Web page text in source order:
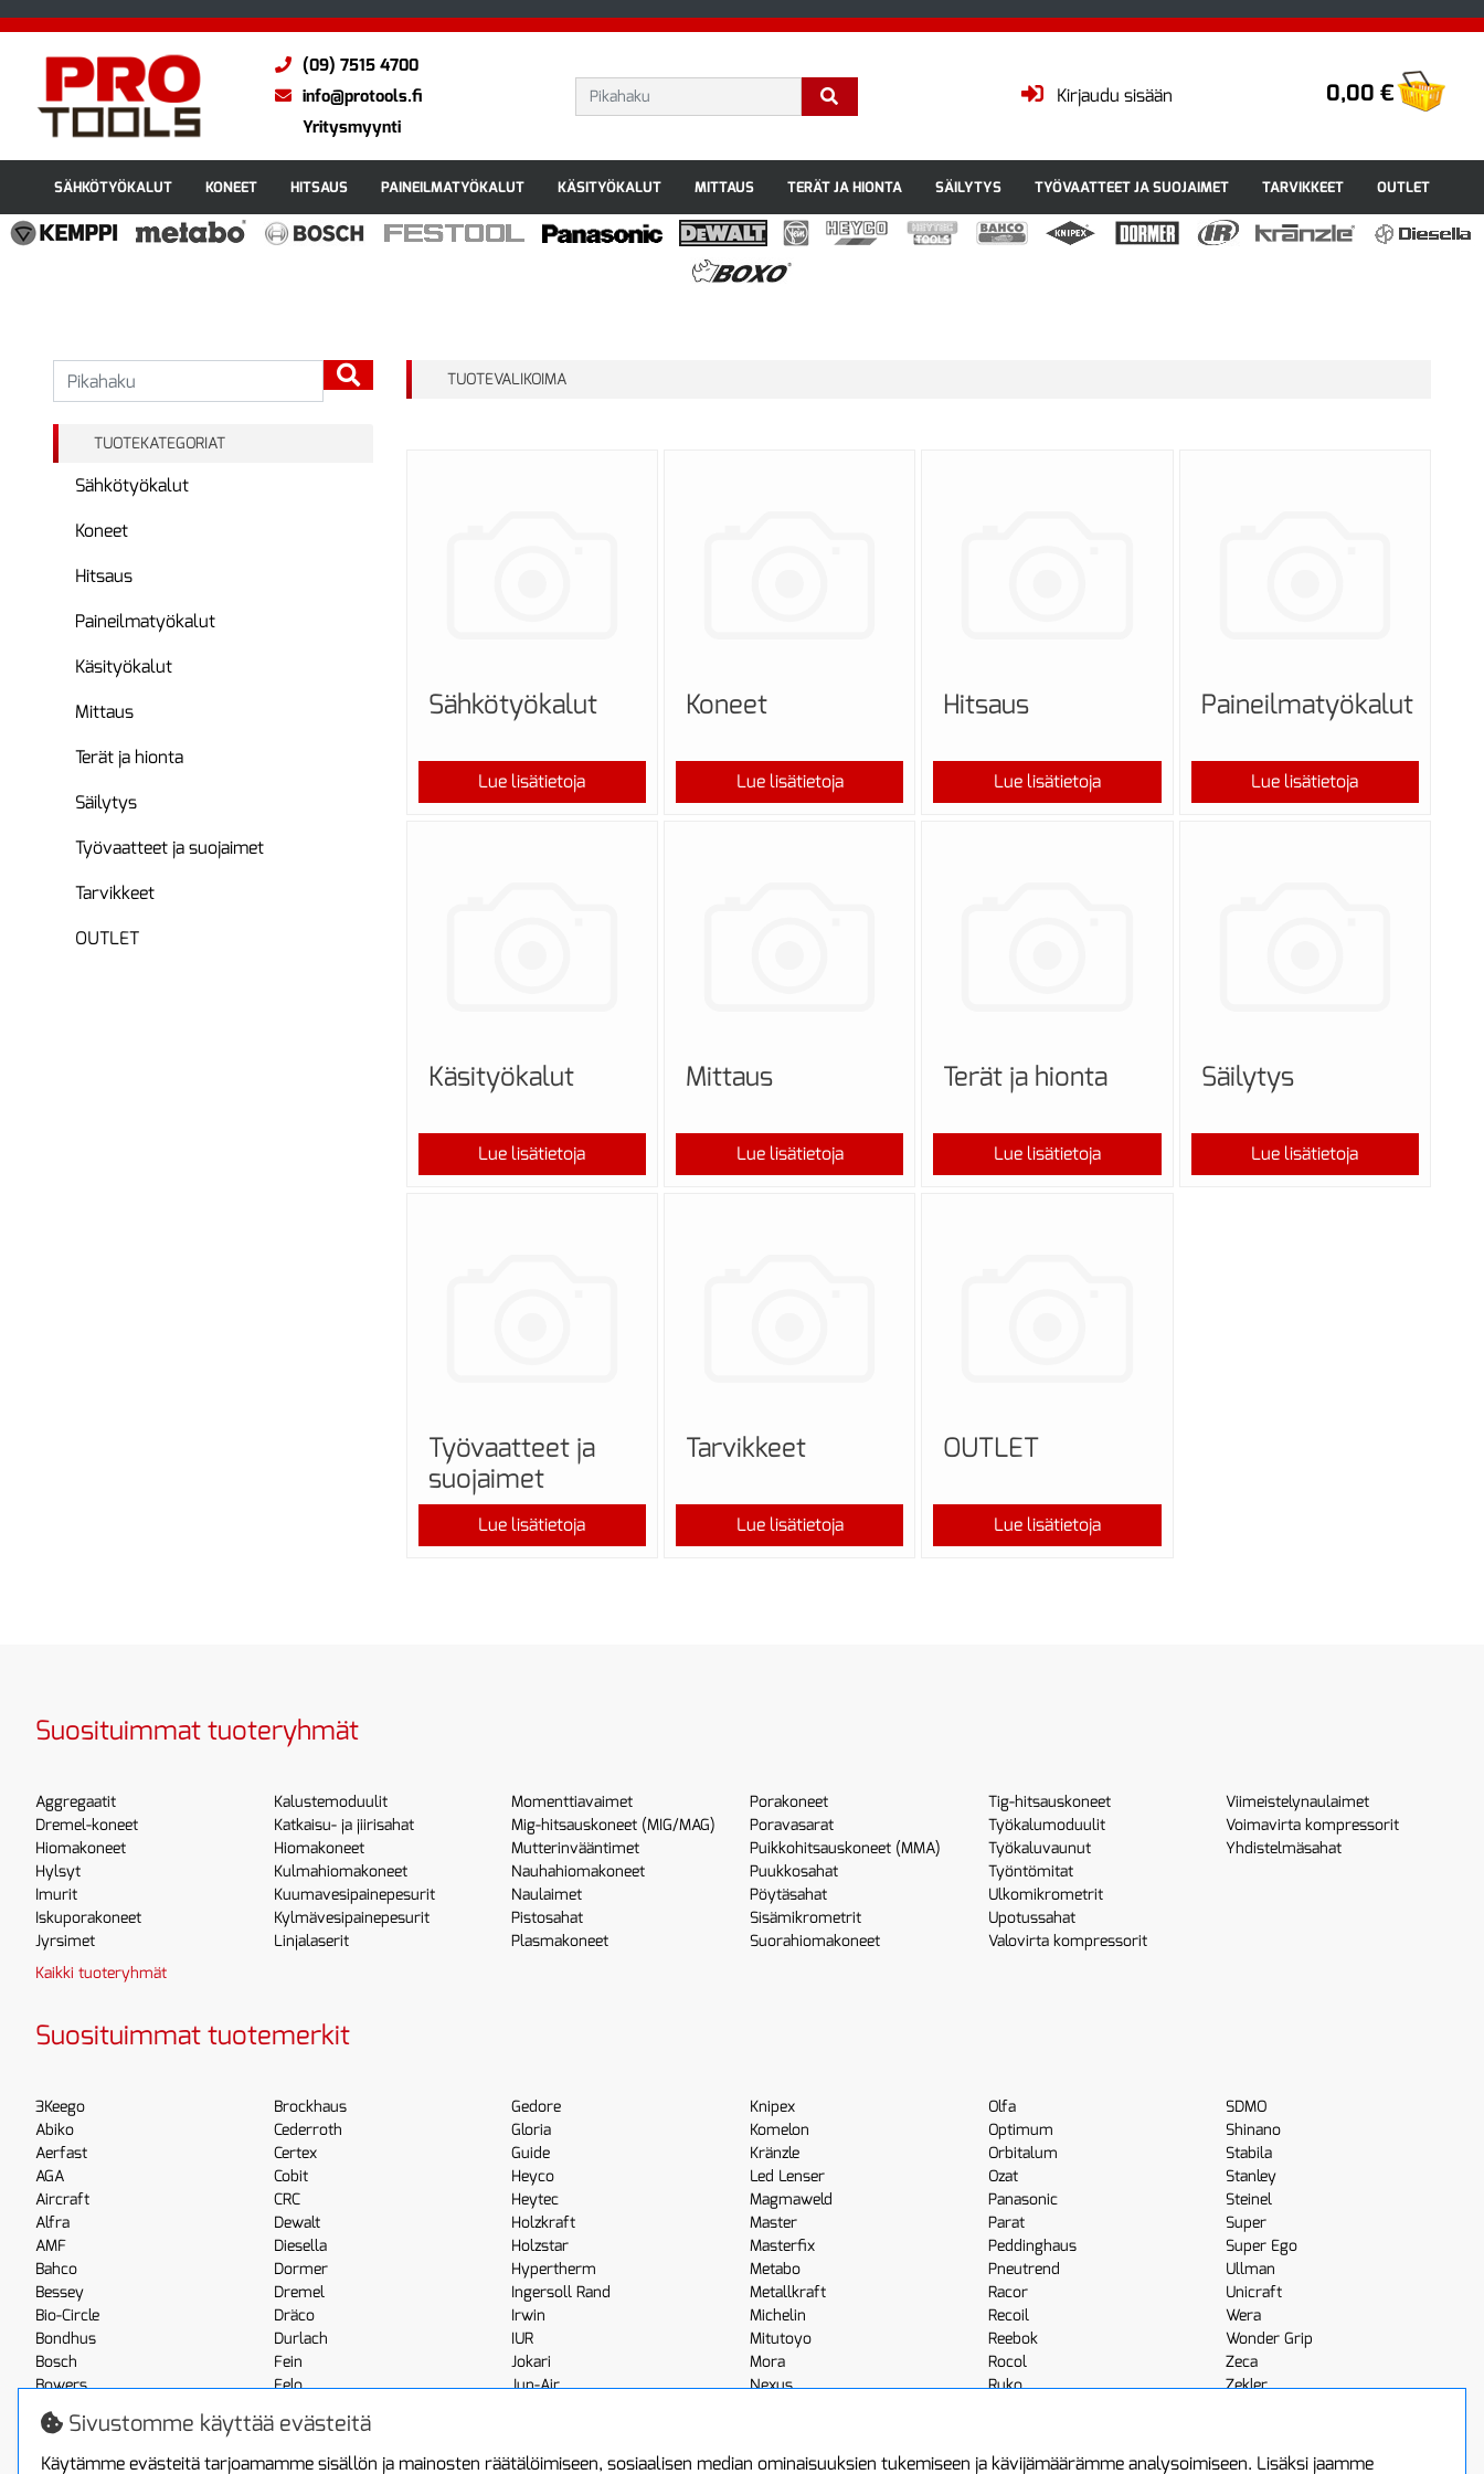
(09) 7515 4700
info@protools.fi
Yritysmyynti
0,00 €
Kirjaudu sisään
SÄHKÖTYÖKALUT KONEET HITSAUS PAINEILMATYÖKALUT KÄSITYÖKALUT MITTAUS TERÄT JA HIONTA SÄILYTYS TYÖVAATTEET JA SUOJAIMET TARVIKKEET OUTLET
TUOTEKATEGORIAT
Sähkötyökalut
Koneet
Hitsaus
Paineilmatyökalut
Käsityökalut
Mittaus
Terät ja hionta
Säilytys
Työvaatteet ja suojaimet
Tarvikkeet
OUTLET
TUOTEVALIKOIMA
Sähkötyökalut
Lue lisätietoja
Koneet
Lue lisätietoja
Hitsaus
Lue lisätietoja
Paineilmatyökalut
Lue lisätietoja
Käsityökalut
Lue lisätietoja
Mittaus
Lue lisätietoja
Terät ja hionta
Lue lisätietoja
Säilytys
Lue lisätietoja
Työvaatteet ja
suojaimet
Lue lisätietoja
Tarvikkeet
Lue lisätietoja
OUTLET
Lue lisätietoja
Suosituimmat tuoteryhmät
Aggregaatit
Dremel-koneet
Hiomakoneet
Hylsyt
Imurit
Iskuporakoneet
Jyrsimet
Kalustemoduulit
Katkaisu- ja jiirisahat
Hiomakoneet
Kulmahiomakoneet
Kuumavesipainepesurit
Kylmävesipainepesurit
Linjalaserit
Momenttiavaimet
Mig-hitsauskoneet (MIG/MAG)
Mutterinvääntimet
Nauhahiomakoneet
Naulaimet
Pistosahat
Plasmakoneet
Porakoneet
Poravasarat
Puikkohitsauskoneet (MMA)
Puukkosahat
Pöytäsahat
Sisämikrometrit
Suorahiomakoneet
Tig-hitsauskoneet
Työkalumoduulit
Työkaluvaunut
Työntömitat
Ulkomikrometrit
Upotussahat
Valovirta kompressorit
Viimeistelynaulaimet
Voimavirta kompressorit
Yhdistelmäsahat
Kaikki tuoteryhmät
Suosituimmat tuotemerkit
3Keego
Abiko
Aerfast
AGA
Aircraft
Alfra
AMF
Bahco
Bessey
Bio-Circle
Bondhus
Bosch
Bowers
Boxo
Brennenstuhl
Brockhaus
Cederroth
Certex
Cobit
CRC
Dewalt
Diesella
Dormer
Dremel
Dräco
Durlach
Fein
Felo
Fluke
Gedore
Gloria
Guide
Heyco
Heytec
Holzkraft
Holzstar
Hypertherm
Ingersoll Rand
Irwin
IUR
Jokari
Jun-Air
Knipex
Komelon
Kränzle
Led Lenser
Magmaweld
Master
Masterfix
Metabo
Metallkraft
Michelin
Mitutoyo
Mora
Nexus
Olfa
Optimum
Orbitalum
Ozat
Panasonic
Parat
Peddinghaus
Pneutrend
Racor
Recoil
Reebok
Rocol
Ruko
SDMO
Shinano
Stabila
Stanley
Steinel
Super
Super Ego
Ullman
Unicraft
Wera
Wonder Grip
Zeca
Zekler
Sivustomme käyttää evästeitä
Käytämme evästeitä tarjoamamme sisällön ja mainosten räätälöimiseen, sosiaalisen median ominaisuuksien tukemiseen ja kävijämäärämme analysoimiseen. Lisäksi jaamme